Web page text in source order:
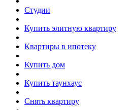
Студии
Купить элитную квартиру
Квартиры в ипотеку
Купить дом
Купить таунхаус
Снять квартиру